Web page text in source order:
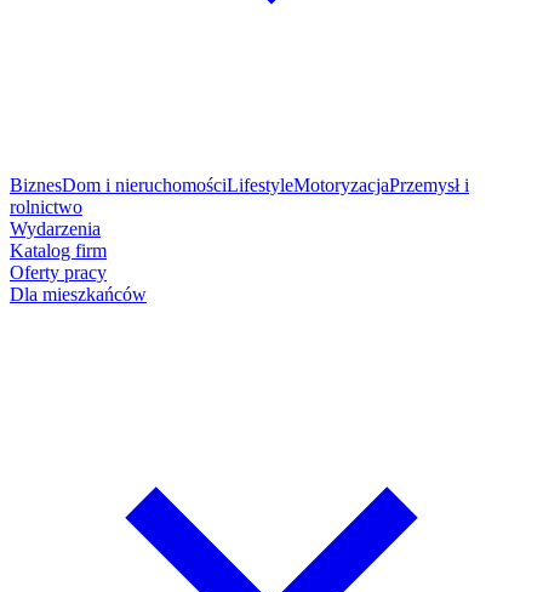
BiznesDom i nieruchomościLifestyleMotoryzacjaPrzemysł i
rolnictwo
Wydarzenia
Katalog firm
Oferty pracy
Dla mieszkańców